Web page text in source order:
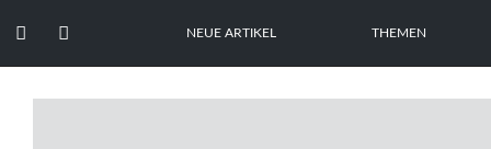
  NEUE ARTIKEL THEMEN